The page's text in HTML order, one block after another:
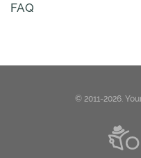
FAQ
© 2011-2026.